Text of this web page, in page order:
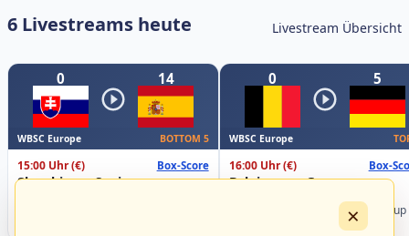
6 Livestreams heute Livestream Übersicht
0 14
WBSC Europe BOTTOM 5
15:00 Uhr(€) Box-Score
Slovakia vs. Spain
0 5
WBSC Europe
16:00 Uhr(€) Box-
Belgium vs. Germany
Championship B Pool 2026 - Group
×